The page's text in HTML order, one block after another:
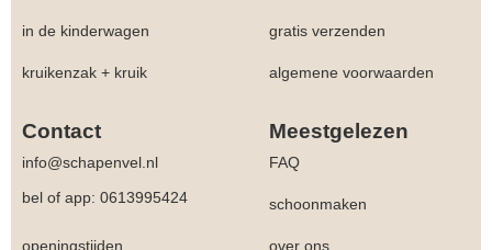
in de kinderwagen gratis verzenden
kruikenzak + kruik algemene voorwaarden
Contact Meestgelezen
info@schapenvel.nl
FAQ
bel of app: 0613995424
schoonmaken
openingstijden over ons